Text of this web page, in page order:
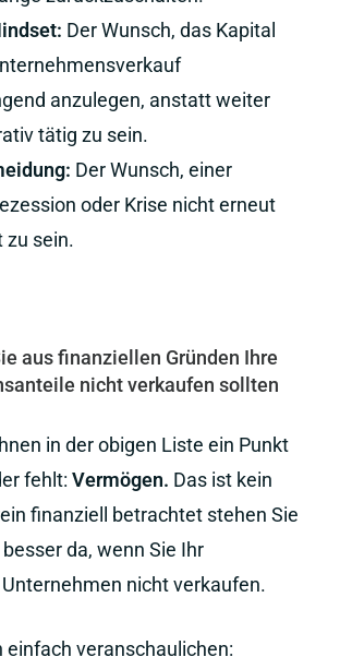
Der Wunsch, das Kapital
anzulegen, anstatt weiter
tätig zu sein.
Der Wunsch, einer
oder Krise nicht erneut
zu sein.
aus finanziellen Gründen Ihre
nicht verkaufen sollten
in der obigen Liste ein Punkt
fehlt: Vermögen. Das ist kein
finanziell betrachtet stehen Sie
da, wenn Sie Ihr
nicht verkaufen.
einfach veranschaulichen: